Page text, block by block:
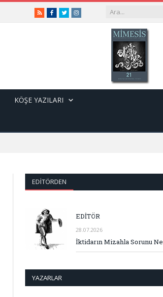
RSSFacebook
TwitterInstagram
KÖŞE YAZILARI
EDITÖRDEN
EDİTÖR
28.07.2026
İktidarın Mizahla Sorunu Ne
YAZARLAR